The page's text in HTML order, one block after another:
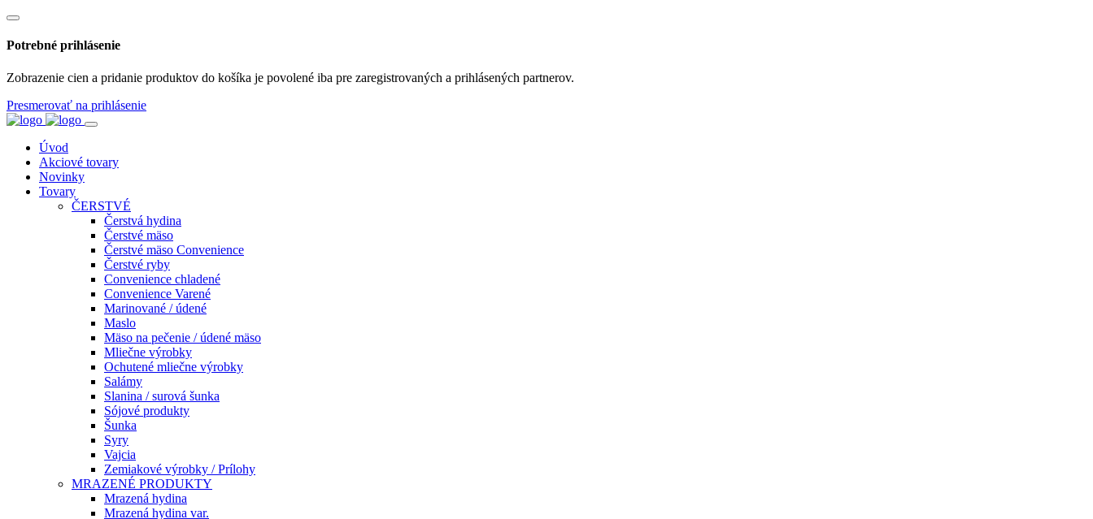
Potrebné prihlásenie
Zobrazenie cien a pridanie produktov do košíka je povolené iba pre zaregistrovaných a prihlásených partnerov.
Presmerovať na prihlásenie
Úvod
Akciové tovary
Novinky
Tovary
ČERSTVÉ
Čerstvá hydina
Čerstvé mäso
Čerstvé mäso Convenience
Čerstvé ryby
Convenience chladené
Convenience Varené
Marinované / údené
Maslo
Mäso na pečenie / údené mäso
Mliečne výrobky
Ochutené mliečne výrobky
Salámy
Slanina / surová šunka
Sójové produkty
Šunka
Syry
Vajcia
Zemiakové výrobky / Prílohy
MRAZENÉ PRODUKTY
Mrazená hydina
Mrazená hydina var.